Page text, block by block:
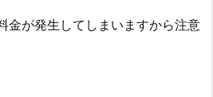
金が発生してしまいますから注意